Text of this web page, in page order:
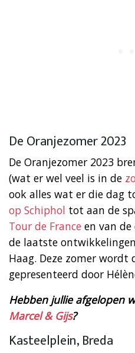
De Oranjezomer 2023
De Oranjezomer 2023
(wat er wel veel is in de
ook alles wat er die dag
op Schiphol tot aan de
Tour de France en van
de laatste
Haag. Deze zomer
gepresenteerd door
Hebben jullie afgelopen
Marcel & Gijs?
Kasteelplein, Breda